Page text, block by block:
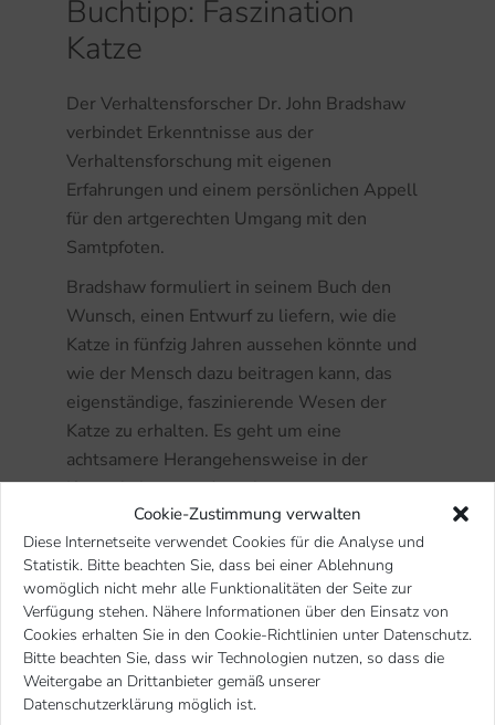
Cookie-Zustimmung verwalten
Diese Internetseite verwendet Cookies für die Analyse und
Statistik. Bitte beachten Sie, dass bei einer Ablehnung
womöglich nicht mehr alle Funktionalitäten der Seite zur
Verfügung stehen. Nähere Informationen über den Einsatz von
Cookies erhalten Sie in den Cookie-Richtlinien unter Datenschutz.
Bitte beachten Sie, dass wir Technologien nutzen, so dass die
Weitergabe an Drittanbieter gemäß unserer
Datenschutzerklärung möglich ist.
Buchtipp: Faszination
Katze
Der Verhaltensforscher Dr. John Bradshaw
verbindet Erkenntnisse aus der
Verhaltensforschung mit eigenen
Erfahrungen und einem persönlichen Appell
für den artgerechten Umgang mit den
Samtpfoten.
Bradshaw formuliert in seinem Buch den
Wunsch, einen Entwurf zu liefern, wie die
Katze in fünfzig Jahren aussehen könnte und
wie der Mensch dazu beitragen kann, das
eigenständige, faszinierende Wesen der
Katze zu erhalten. Es geht um eine
achtsamere Herangehensweise in der
Katzenhaltung und -zucht.
Der Verhaltensforscher Dr. John Bradshaw
ist Direktor des Anthrozoologischen Instituts
der Universität in Bristol, das die vielfältigen
Beziehungen zwischen Menschen und Tieren
erforscht. Seine Bücher über Hunde und
Katzen sind in Großbritannien Bestseller.
Die Welt aus Katzensicht